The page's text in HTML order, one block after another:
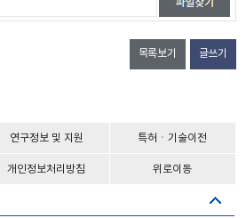
목록보기 글쓰기
연구정보 및 지원 특허ㆍ기술이전
개인정보처리방침 위로이동